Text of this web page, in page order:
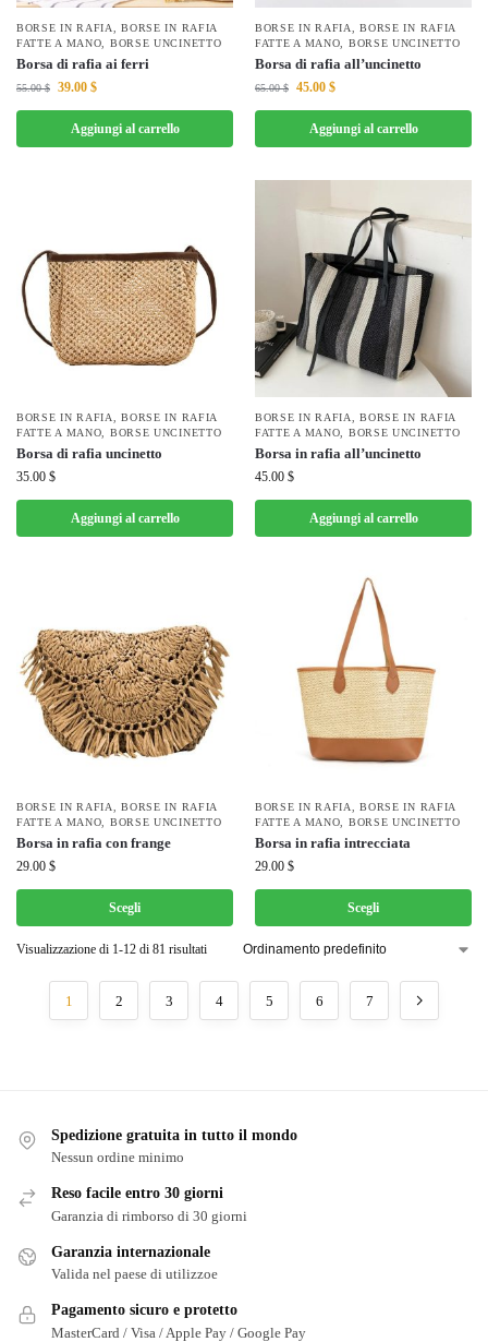
BORSE IN RAFIA ,BORSE IN RAFIA
FATTE A MANO
BORSE UNCINETTO
Borsa di rafia ai ferri
55.00$ 39.00 $
Aggiungi al carrello
BORSE IN RAFIA ,BORSE IN RAFIA
FATTE A MANO
BORSE UNCINETTO
Borsa di rafia all’uncinetto
65.00$ 45.00 $
Aggiungi al carrello
BORSE IN RAFIA ,BORSE IN RAFIA
FATTE A MANO
BORSE UNCINETTO
Borsa di rafia uncinetto
35.00 $
Aggiungi al carrello
BORSE IN RAFIA ,BORSE IN RAFIA
FATTE A MANO
BORSE UNCINETTO
Borsa in rafia all’uncinetto
45.00 $
Aggiungi al carrello
BORSE IN RAFIA ,BORSE IN RAFIA
FATTE A MANO
BORSE UNCINETTO
Borsa in rafia con frange
29.00 $
Scegli
BORSE IN RAFIA ,BORSE IN RAFIA
FATTE A MANO
BORSE UNCINETTO
Borsa in rafia intrecciata
29.00 $
Scegli
Visualizzazione di 1-12 di 81 risultati
1 2 3 4 5 6 7
Spedizione gratuita in tutto il mondo
Nessun ordine minimo
Reso facile entro 30 giorni
Garanzia di rimborso di 30 giorni
Garanzia internazionale
Valida nel paese di utilizzoe
Pagamento sicuro e protetto
MasterCard / Visa / Apple Pay / Google Pay